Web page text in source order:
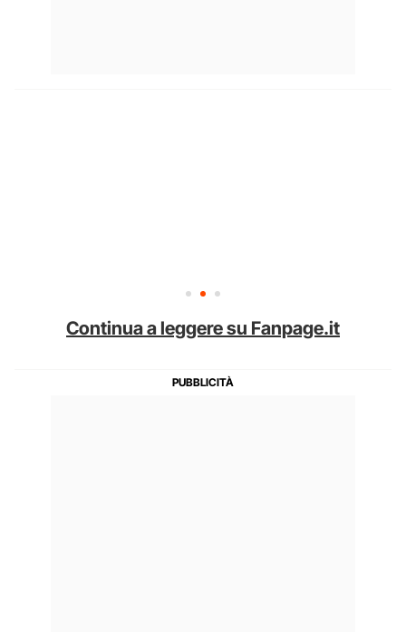
Continua a leggere su Fanpage.it